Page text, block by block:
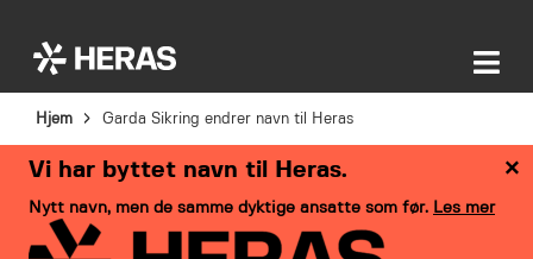
Hjem Garda Sikring endrer navn til Heras
×
Vi har byttet navn til Heras.
Nytt navn, men de samme dyktige ansatte som før. Les mer